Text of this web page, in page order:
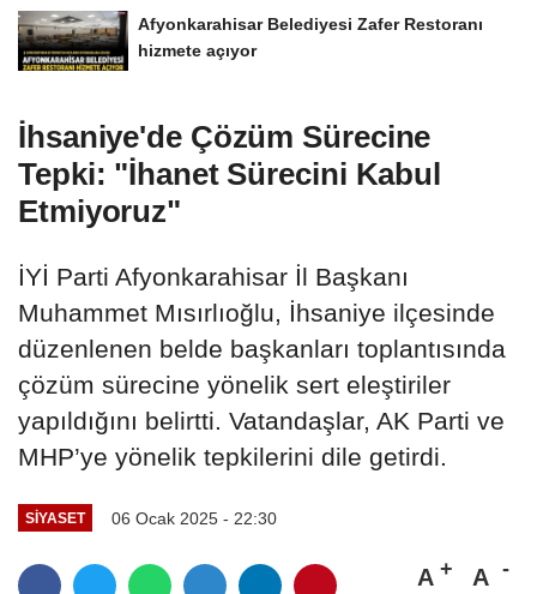
Afyonkarahisar Belediyesi Zafer Restoranı
hizmete açıyor
İhsaniye'de Çözüm Sürecine
Tepki: "İhanet Sürecini Kabul
Etmiyoruz"
İYİ Parti Afyonkarahisar İl Başkanı
Muhammet Mısırlıoğlu, İhsaniye ilçesinde
düzenlenen belde başkanları toplantısında
çözüm sürecine yönelik sert eleştiriler
yapıldığını belirtti. Vatandaşlar, AK Parti ve
MHP’ye yönelik tepkilerini dile getirdi.
SIYASET 06 Ocak 2025 - 22:30
A A